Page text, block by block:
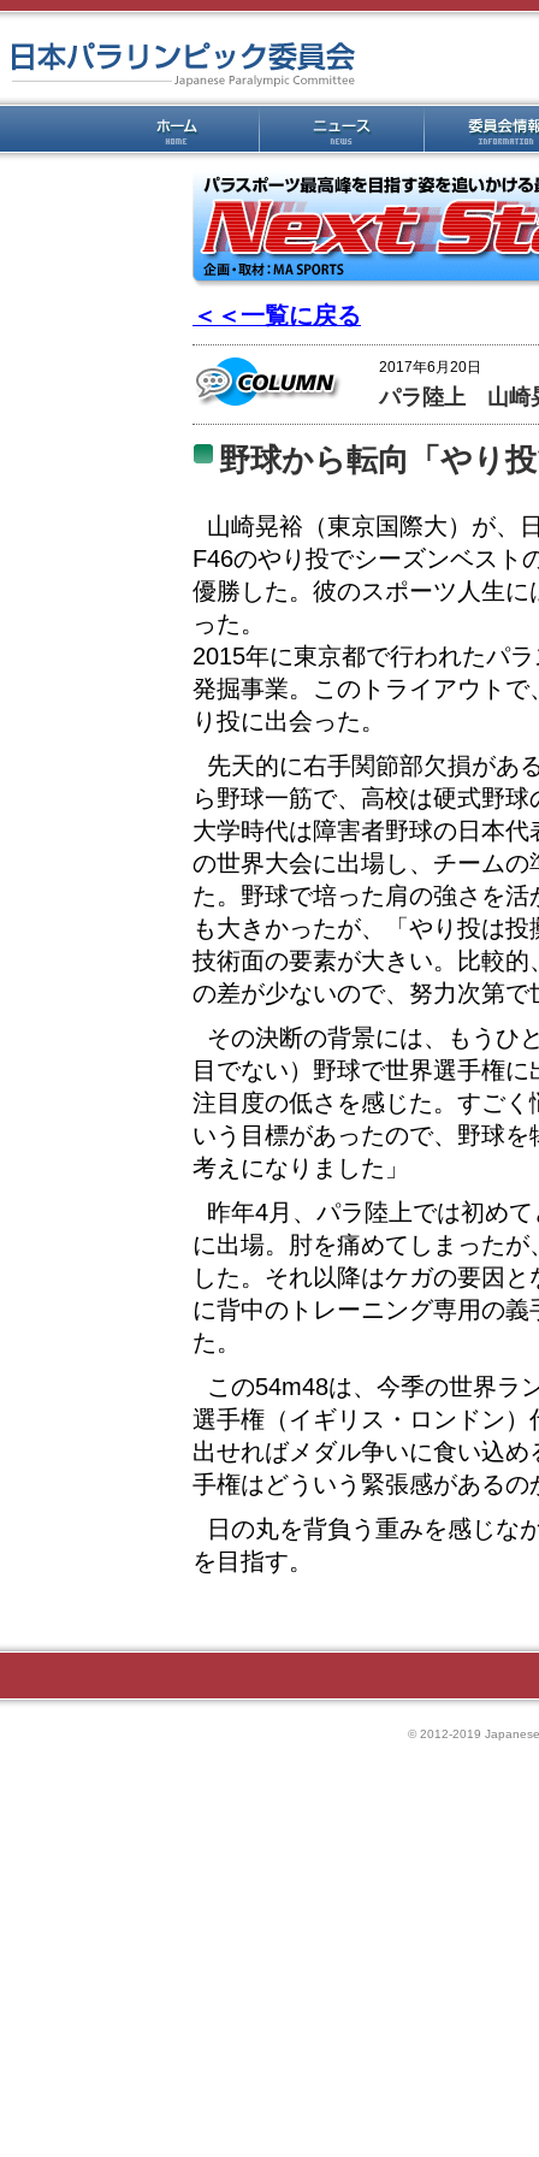
＜＜一覧に戻る
2017年6月20日
パラ陸上 山崎
野球から転向「やり
山崎晃裕（東京国際大）が、
F46のやり投でシーズンベスト
優勝した。彼のスポーツ人生に
った。
2015年に東京都で行われたパ
発掘事業。このトライアウトで
り投に出会った。
先天的に右手関節部欠損があ
ら野球一筋で、高校は硬式野球
大学時代は障害者野球の日本代
の世界大会に出場し、チームの
た。野球で培った肩の強さを活
も大きかったが、「やり投は投
技術面の要素が大きい。比較的
の差が少ないので、努力次第
その決断の背景には、もうひ
目でない）野球で世界選手権
注目度の低さを感じた。すご
いう目標があったので、野球
考えになりました」
昨年4月、パラ陸上では初め
に出場。肘を痛めてしまった
した。それ以降はケガの要因
に背中のトレーニング専用の
た。
この54m48は、今季の世界ラ
選手権（イギリス・ロンドン
出せればメダル争いに食い込
手権はどういう緊張感がある
日の丸を背負う重みを感じな
を目指す。
© 2012-2019